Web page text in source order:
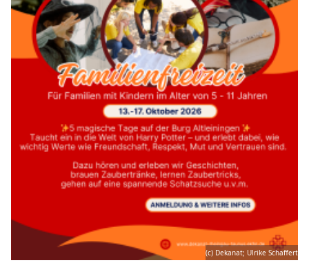
(c) Dekanat; Ulrike Schaffert